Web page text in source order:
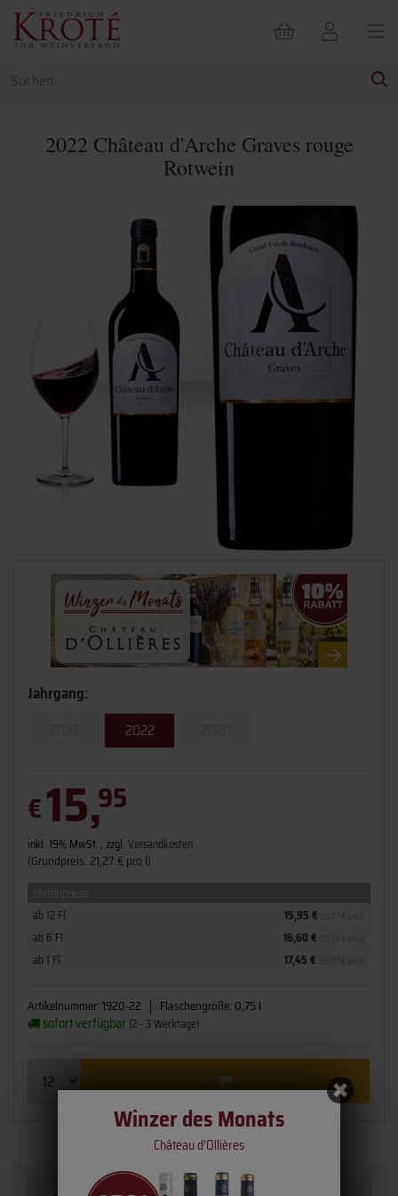
Winzer des Monats
Château d'Ollières
2022 Château d'Arche Graves rouge
Rotwein
Jahrgang:
2022
€15,95
inkl. 19% MwSt. , zzgl. Versandkosten
(Grundpreis: 21,27 € pro l)
ab 1 Fl. 17,45 €
ab 6 Fl. 16,60 €
ab 12 Fl. 15,95 €
Artikelnummer:1920-22 Flaschengröße: 0,75 l
sofort verfügbar (2 - 3 Werktage)